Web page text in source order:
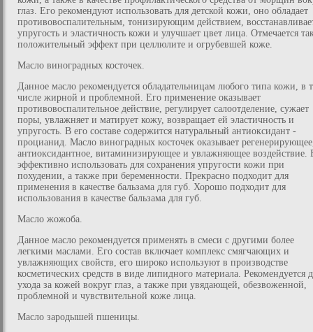
глаз. Его рекомендуют использовать для детской кожи, оно обладает
противовоспалительным, тонизирующим действием,
упругость и эластичность кожи и улучшает цвет лица. Отмечается
положительный эффект при целлюлите и огрубевшей коже.
Масло виноградных косточек.
Данное масло рекомендуется обладательницам любого типа кожи, в
числе жирной и проблемной. Его применение оказывает
противовоспалительное действие, регулирует салоотделение, сужает
поры, увлажняет и матирует кожу, возвращает ей эластичность и
упругость. В его составе содержится натуральный антиоксидант -
процианид. Масло виноградных косточек оказывает
антиоксидантное, витаминизирующее и увлажняющее воздействие.
эффективно использовать для сохранения упругости кожи при
похудении, а также при беременности. Прекрасно подходит для
применения в качестве бальзама для губ. Хорошо подходит для
использования в качестве бальзама для губ.
Масло жожоба.
Данное масло рекомендуется применять в смеси с другими более
легкими маслами. Его состав включает комплекс смягчающих и
увлажняющих свойств, его широко используют в производстве
косметических средств в виде липидного материала. Рекомендуется
ухода за кожей вокруг глаз, а также при увядающей, обезвоженной,
проблемной и чувствительной коже лица.
Масло зародышей пшеницы.